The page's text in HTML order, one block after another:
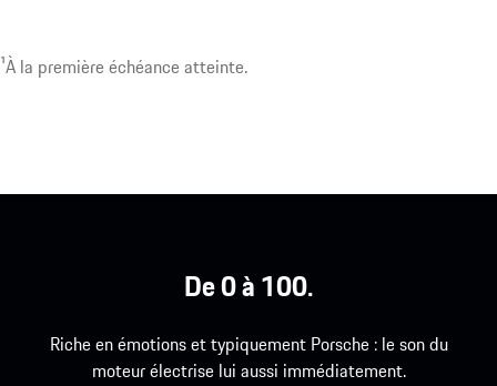
¹À la première échéance atteinte.
De 0 à 100.
Riche en émotions et typiquement Porsche : le son du
moteur électrise lui aussi immédiatement.